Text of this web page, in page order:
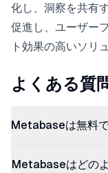
化し、洞察を共有
促進し、ユーザー
ト効果の高いソリ
よくある質
Metabaseは無料
Metabaseはどの